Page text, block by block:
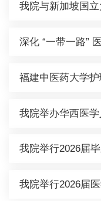
我院与新加坡国
深化 “一带一路”
福建中医药大学
我院举办华西医
我院举行2026届
我院举行2026届